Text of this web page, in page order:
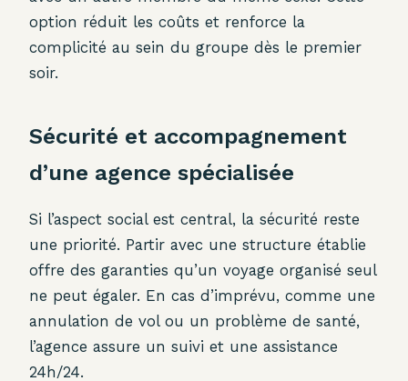
option réduit les coûts et renforce la
complicité au sein du groupe dès le premier
soir.
Sécurité et accompagnement
d’une agence spécialisée
Si l’aspect social est central, la sécurité reste
une priorité. Partir avec une structure établie
offre des garanties qu’un voyage organisé seul
ne peut égaler. En cas d’imprévu, comme une
annulation de vol ou un problème de santé,
l’agence assure un suivi et une assistance
24h/24.